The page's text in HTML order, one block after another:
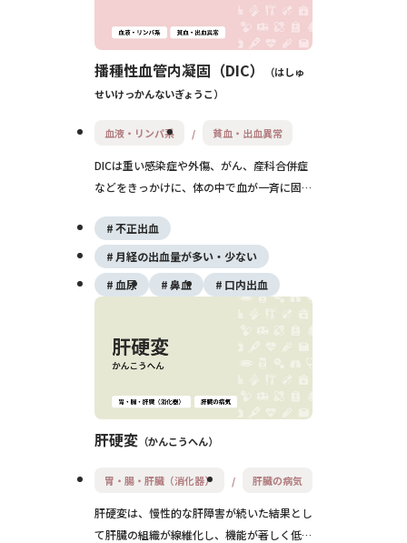
播種性血管内凝固（DIC）
はしゅ
せいけっかんないぎょうこ
血液・リンパ系 貧血・出血異常
DICは重い感染症や外傷、がん、産科合併症
などをきっかけに、体の中で血が一斉に固ま
急の病態です。 原因病気の治療に加え、血
液の補充や抗凝固療法を状況に応じて行いま
す。
不正出血
月経の出血量が多い・少ない
血尿
鼻血 口内出血
肝硬変 かんこうへん
胃・腸・肝臓（消化器） 肝臓の病気
肝硬変は、慢性的な肝障害が続いた結果とし
て肝臓の組織が線維化し、機能が著しく低下